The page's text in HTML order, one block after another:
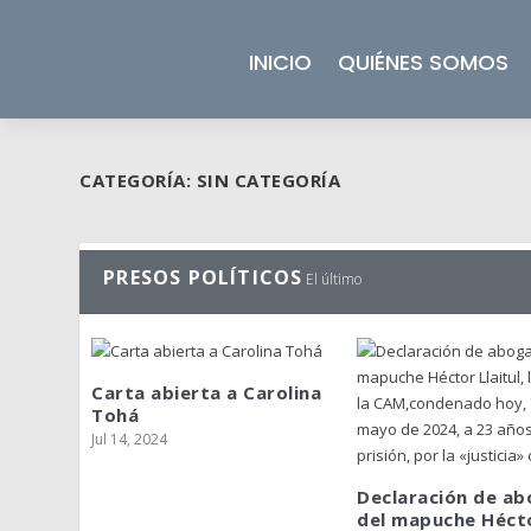
INICIO QUIÉNES SOMOS
CATEGORÍA: SIN CATEGORÍA
PRESOS POLÍTICOS El último
Carta abierta a Carolina
Tohá
Jul 14, 2024
Declaración de
del mapuche